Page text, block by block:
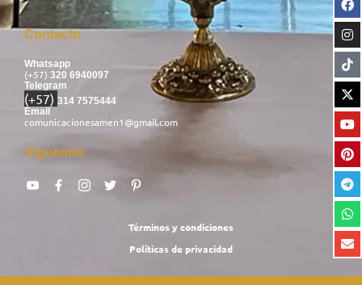
Contacto
Whatsapp
(+57) 320 6940097
Telegram
(+57) 314 7575444
Email
comunicacionesamen1@gmail.com
Síguenos:
Términos y condiciones
Políticas de privacidad